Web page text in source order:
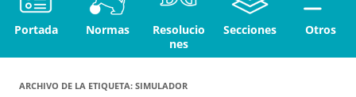
Portada Normas
Resolucio
nes
Secciones Otros
ARCHIVO DE LA ETIQUETA: SIMULADOR